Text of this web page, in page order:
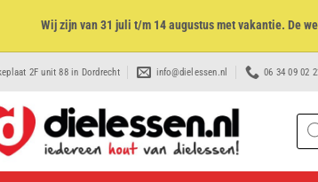
Wij zijn van 31 juli t/m 14 augustus met vakantie. De
2F unit 88 in Dordrecht info@dielessen.nl 06 34 09 02